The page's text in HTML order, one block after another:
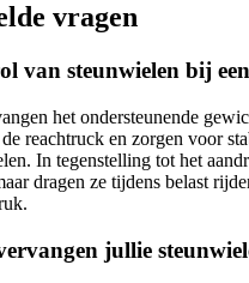
vragen
van steunwielen bij
het ondersteunende
reachtruck en zorgen voor
In tegenstelling tot het
dragen ze tijdens belast
jullie